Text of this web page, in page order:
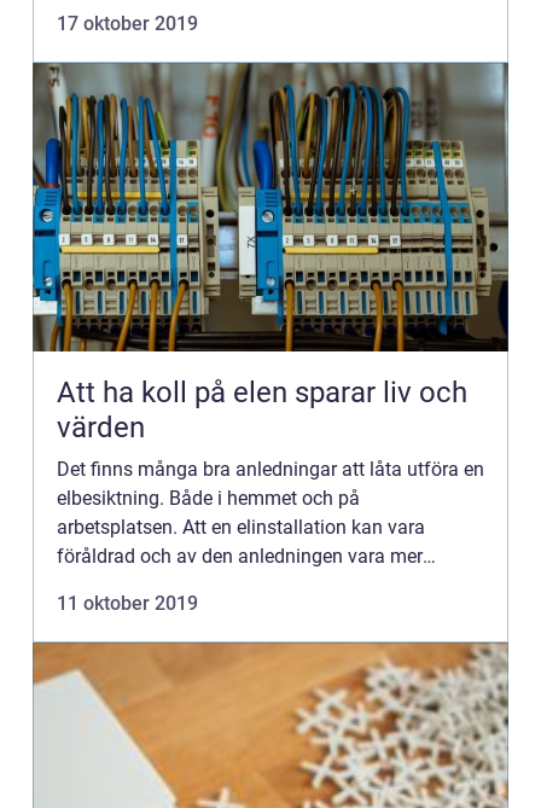
17 oktober 2019
Att ha koll på elen sparar liv och
värden
Det finns många bra anledningar att låta utföra en
elbesiktning. Både i hemmet och på
arbetsplatsen. Att en elinstallation kan vara
föråldrad och av den anledningen vara mer
11 oktober 2019